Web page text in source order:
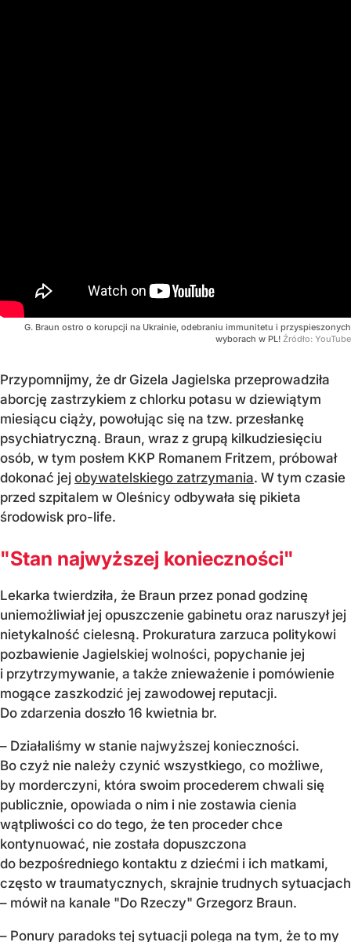
G. Braun ostro o korupcji na Ukrainie, odebraniu immunitetu i przyspieszonych
wyborach w PL! Źródło: YouTube
Przypomnijmy, że dr Gizela Jagielska przeprowadziła
aborcję zastrzykiem z chlorku potasu w dziewiątym
miesiącu ciąży, powołując się na tzw. przesłankę
psychiatryczną. Braun, wraz z grupą kilkudziesięciu
osób, w tym posłem KKP Romanem Fritzem, próbował
dokonać jej obywatelskiego zatrzymania. W tym czasie
przed szpitalem w Oleśnicy odbywała się pikieta
środowisk pro-life.
"Stan najwyższej konieczności"
Lekarka twierdziła, że Braun przez ponad godzinę
uniemożliwiał jej opuszczenie gabinetu oraz naruszył jej
nietykalność cielesną. Prokuratura zarzuca politykowi
pozbawienie Jagielskiej wolności, popychanie jej
i przytrzymywanie, a także znieważenie i pomówienie
mogące zaszkodzić jej zawodowej reputacji.
Do zdarzenia doszło 16 kwietnia br.
– Działaliśmy w stanie najwyższej konieczności.
Bo czyż nie należy czynić wszystkiego, co możliwe,
by morderczyni, która swoim procederem chwali się
publicznie, opowiada o nim i nie zostawia cienia
wątpliwości co do tego, że ten proceder chce
kontynuować, nie została dopuszczona
do bezpośredniego kontaktu z dziećmi i ich matkami,
często w traumatycznych, skrajnie trudnych sytuacjach
– mówił na kanale "Do Rzeczy" Grzegorz Braun.
– Ponury paradoks tej sytuacji polega na tym, że to my